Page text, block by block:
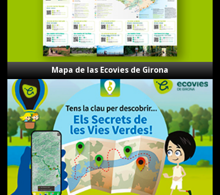
Mapa de las Ecovies de Girona
Los
Secretos
de
las
Vías
Verdes